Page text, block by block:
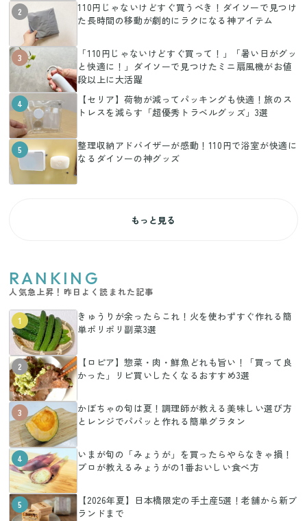
2
110円じゃないけどすぐ買うべき！ダイソーで見つけ
た長時間の移動が劇的にラクになる神アイテム
3
「110円じゃないけどすぐ買って！」「暑い日がグッ
と快適に！」ダイソーで見つけたミニ扇風機がお値
段以上に大活躍
4
【セリア】荷物が減ってパッキングも快適！旅のス
トレスを減らす「超優秀トラベルグッズ」3選
5
整理収納アドバイザーが感動！110円で浴室が快適に
なるダイソーの神グッズ
もっと見る
RANKING
人気急上昇！昨日よく読まれた記事
1
きゅうりが余ったらこれ！火を使わずすぐ作れる簡
単ポリポリ副菜3選
2
【ロピア】惣菜・肉・鮮魚どれも旨い！「買って良
かった」リピ買いしたくなるおすすめ3選
3
かぼちゃの旬は夏！調理師が教える美味しい選び方
とレンジでパパッと作れる簡単グラタン
4
いまが旬の「みょうが」を買ったらやらなきゃ損！
プロが教えるみょうがの1番おいしい食べ方
5
【2026年夏】日本橋限定の手土産5選！老舗から新ブ
ランドまで